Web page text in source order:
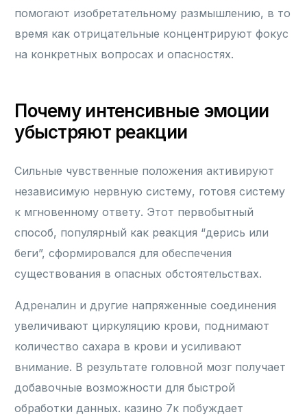
помогают изобретательному размышлению, в то
время как отрицательные концентрируют фокус
на конкретных вопросах и опасностях.
Почему интенсивные эмоции
убыстряют реакции
Сильные чувственные положения активируют
независимую нервную систему, готовя систему
к мгновенному ответу. Этот первобытный
способ, популярный как реакция “дерись или
беги”, сформировался для обеспечения
существования в опасных обстоятельствах.
Адреналин и другие напряженные соединения
увеличивают циркуляцию крови, поднимают
количество сахара в крови и усиливают
внимание. В результате головной мозг получает
добавочные возможности для быстрой
обработки данных. казино 7к побуждает